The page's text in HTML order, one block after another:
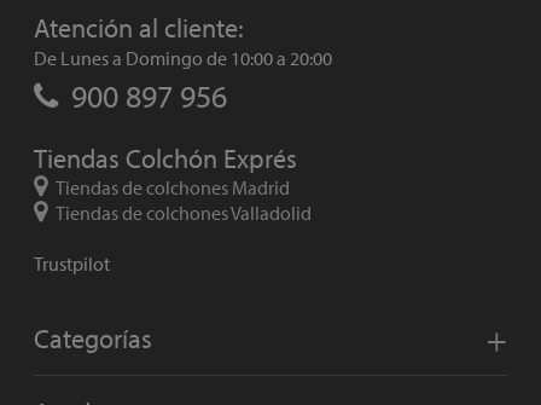
Atención al cliente:
De Lunes a Domingo de 10:00 a 20:00
900 897 956
Tiendas Colchón Exprés
Tiendas de colchones Madrid
Tiendas de colchones Valladolid
Trustpilot
Categorías